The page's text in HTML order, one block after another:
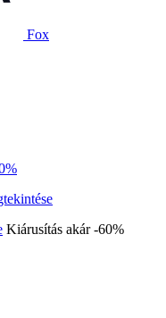
Fox
Kiárusítás akár -60%